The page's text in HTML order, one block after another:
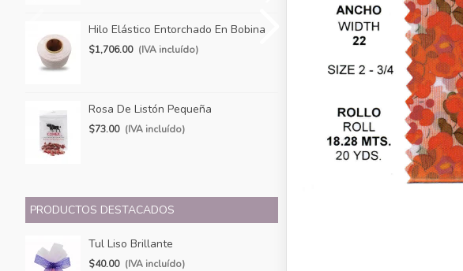
Hilo Elástico Entorchado En Bobina
$1,706.00 (IVA incluído)
Rosa De Listón Pequeña
$73.00 (IVA incluído)
Pasamanería C/Listón
$144.00 (IVA incluído)
Cordotel Combinado
$53.00 (IVA incluído)
PRODUCTOS DESTACADOS
Tul Liso Brillante
$40.00 (IVA incluído)